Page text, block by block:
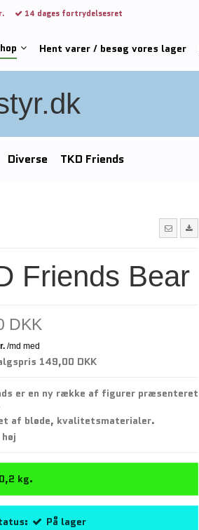
14 dages fortrydelsesret
Hent varer / besøg vores lager
Diverse TKD Friends
Friends Bear
DKK
149,00 DKK
er en ny række af figurer præsenteret
af bløde, kvalitetsmaterialer.
0,2 kg.
På lager